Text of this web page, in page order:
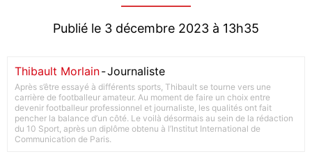
Publié le 3 décembre 2023 à 13h35
Thibault Morlain-Journaliste
Après s’être essayé à différents sports, Thibault se tourne vers une
carrière de footballeur amateur. Au moment de faire un choix entre
devenir footballeur professionnel et journaliste, les qualités ont fait
pencher la balance d’un côté. Le voilà désormais au sein de la rédaction
du 10 Sport, après un diplôme obtenu à l’Institut International de
Communication de Paris.